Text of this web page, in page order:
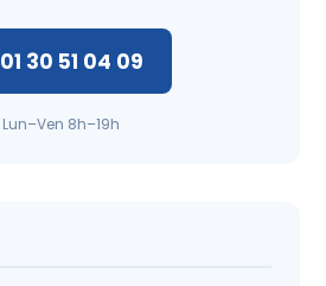
01 30 51 04 09
Lun–Ven 8h–19h